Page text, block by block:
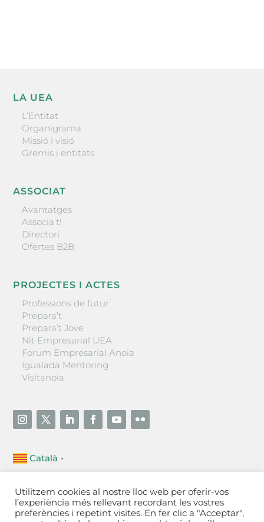
LA UEA
L’Entitat
Organigrama
Missió i visió
Gremis i entitats
ASSOCIAT
Avantatges
Associa’t!
Directori
Ofertes B2B
PROJECTES I ACTES
Professions de futur
Prepara’t
Prepara’t Jove
Nit Empresarial UEA
Forum Empresarial Anoia
Igualada Mentoring
Visitanoia
Català ▼
Unió Empresarial de l’Anoia (UEA)
Ctra. de Manresa, 131, 08700 – Igualada(Barcelona)
Tel 93 805 22 92
Utilitzem cookies al nostre lloc web per oferir-vos
l’experiència més rellevant recordant les vostres
preferències i repetint visites. En fer clic a "Acceptar",